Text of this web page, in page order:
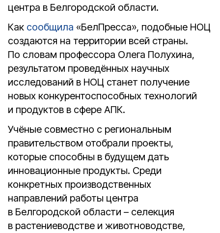
центра в Белгородской области.
Как сообщила «БелПресса», подобные НОЦ
создаются на территории всей страны.
По словам профессора Олега Полухина,
результатом проведённых научных
исследований в НОЦ станет получение
новых конкурентоспособных технологий
и продуктов в сфере АПК.
Учёные совместно с региональным
правительством отобрали проекты,
которые способны в будущем дать
инновационные продукты. Среди
конкретных производственных
направлений работы центра
в Белгородской области – селекция
в растениеводстве и животноводстве,